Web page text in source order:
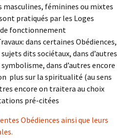
masculines, féminines ou mixtes
pratiqués par les Loges
de fonctionnement
dans certaines Obédiences,
dits sociétaux, dans d’autres
dans d’autres encore
plus sur la spiritualité (au sens
encore on traitera au choix
pré-citées
Obédiences ainsi que leurs